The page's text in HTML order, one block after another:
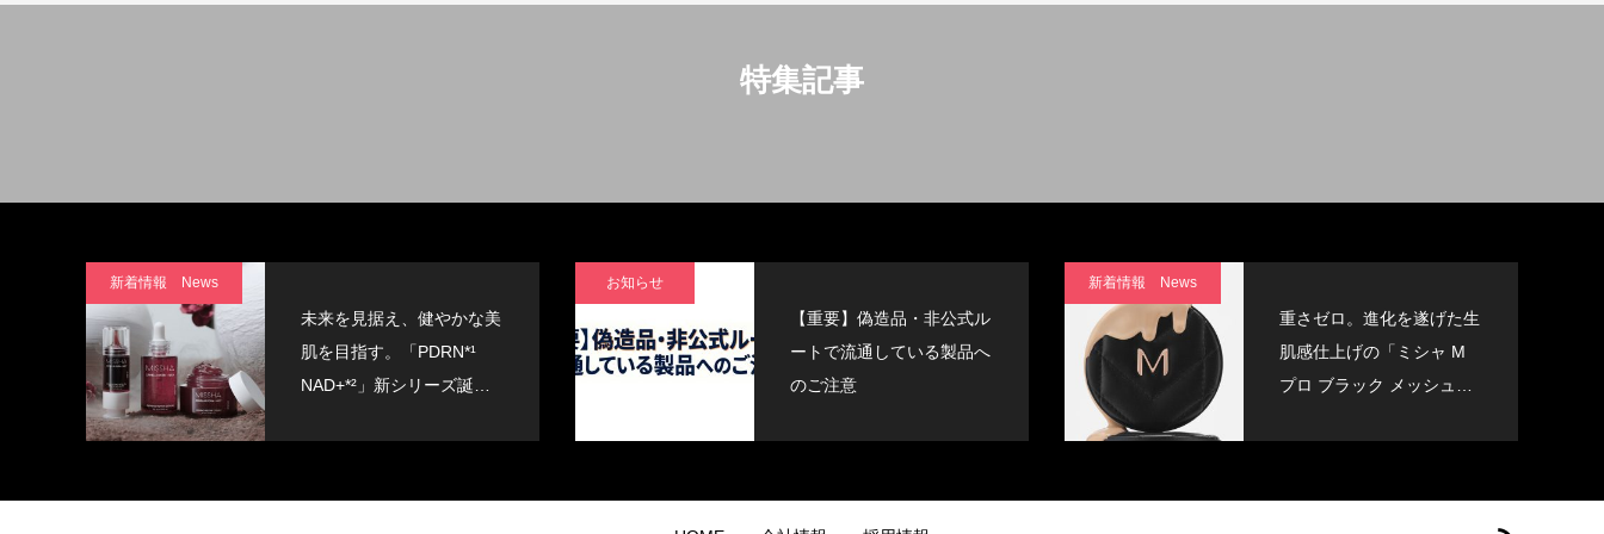
特集記事
新着情報 News
未来を見据え、健やかな美
肌を目指す。「PDRN*¹
NAD+*²」新シリーズ誕
お知らせ
【重要】偽造品・非公式ル
ートで流通している製品へ
のご注意
新着情報 News
重さゼロ。進化を遂げた生
肌感仕上げの「ミシャ M
プロ ブラック メッシュク